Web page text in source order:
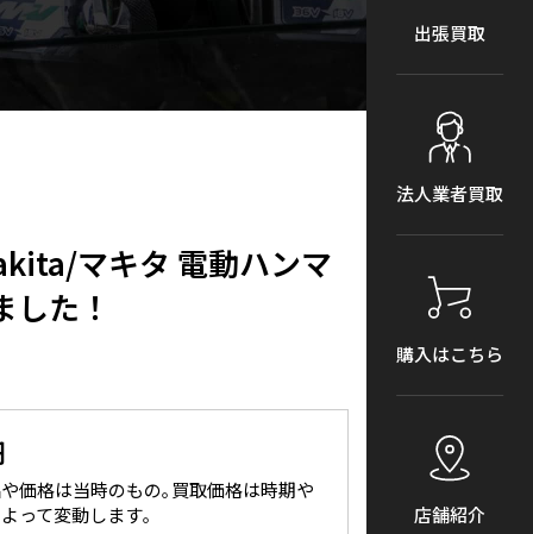
出張買取
法人業者買取
購入はこちら
店舗紹介
マキタ 電動ハンマ
た！
価格は当時のもの｡買取価格は時期や
って変動します｡